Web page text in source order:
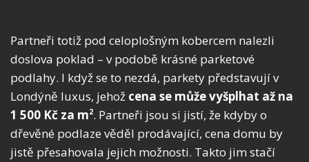
Partneři totiž pod celoplošným kobercem nalezli
doslova poklad – v podobě krásné parketové
podlahy. I když se to nezdá, parkety představují v
Londýně luxus, jehož cena se může vyšplhat až na
1 500 Kč za m2. Partneři jsou si jistí, že kdyby o
dřevěné podlaze věděl prodávající, cena domu by
jistě přesahovala jejich možnosti. Takto jim stačí